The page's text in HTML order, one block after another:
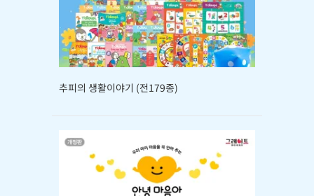
추피의 생활이야기 (전179종)